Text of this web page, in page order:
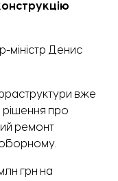
міністр Денис
вже
рішення про
ремонт
грн на